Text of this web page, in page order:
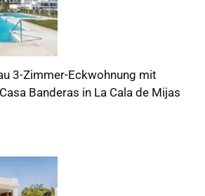
3-Zimmer-Eckwohnung mit
Banderas in La Cala de Mijas